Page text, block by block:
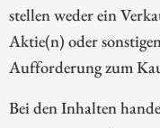
stellen weder ein
Aktie(n) oder
Aufforderung zum
Bei den Inhalten